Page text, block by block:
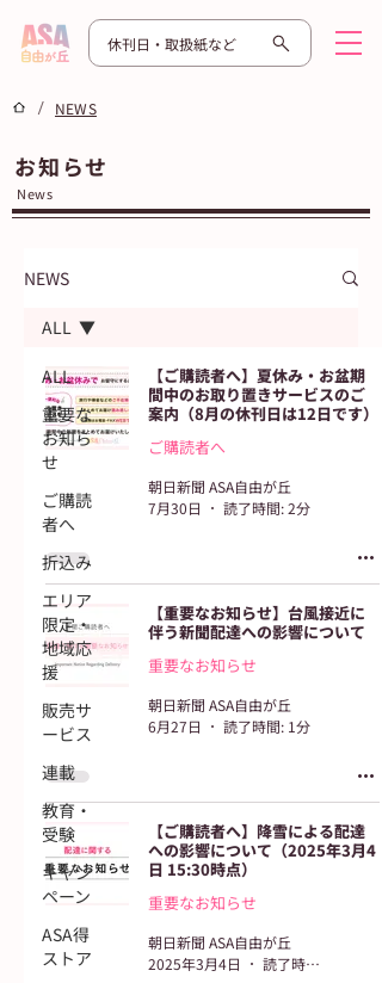
休刊日・取扱紙など
/ NEWS
お知らせ
News
NEWS
ALL
重要な
お知ら
せ
ご購読
者へ
折込み
エリア
限定・
地域応
援
販売サ
ービス
連載
教育・
受験
キャン
ペーン
ASA得
ストア
ALL
【ご購読者へ】夏休み・お盆期
間中のお取り置きサービスのご
案内（8月の休刊日は12日です）
ご購読者へ
朝日新聞 ASA自由が丘
7月30日
読了時間: 2分
【重要なお知らせ】台風接近に
伴う新聞配達への影響について
重要なお知らせ
朝日新聞 ASA自由が丘
6月27日
読了時間: 1分
【ご購読者へ】降雪による配達
への影響について（2025年3月4
日 15:30時点）
重要なお知らせ
朝日新聞 ASA自由が丘
2025年3月4日
読了時間: 1分